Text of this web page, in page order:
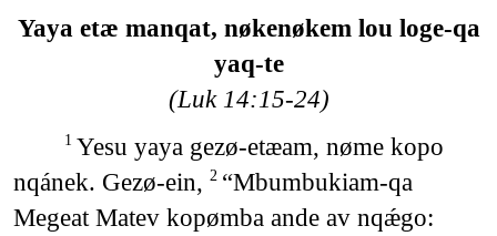
Yaya etæ manqat, nøkenøkem lou loge-qa
yaq-te
(Luk 14:15-24)
1 Yesu yaya gezø-etæam, nøme kopo
nqánek. Gezø-ein, 2 “Mbumbukiam-qa
Megeat Matev kopømba ande av nqǽgo: